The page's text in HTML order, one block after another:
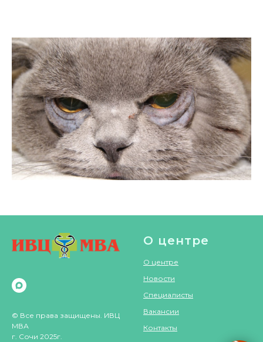
© Все права защищены. ИВЦ
МВА
г. Сочи 2025г.
О центре
О центре
Новости
Специалисты
Вакансии
Контакты